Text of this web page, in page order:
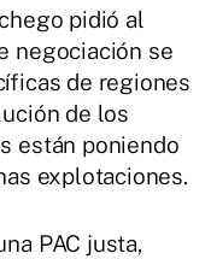
pidió al
negociación se
de regiones
de los
están poniendo
explotaciones.
PAC justa,